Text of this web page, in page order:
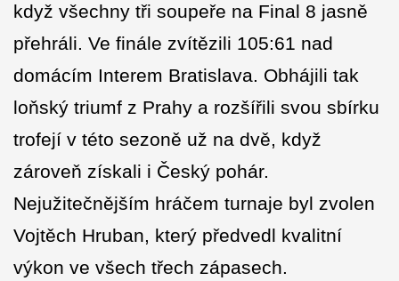
když všechny tři soupeře na Final 8 jasně
přehráli. Ve finále zvítězili 105:61 nad
domácím Interem Bratislava. Obhájili tak
loňský triumf z Prahy a rozšířili svou sbírku
trofejí v této sezoně už na dvě, když
zároveň získali i Český pohár.
Nejužitečnějším hráčem turnaje byl zvolen
Vojtěch Hruban, který předvedl kvalitní
výkon ve všech třech zápasech.